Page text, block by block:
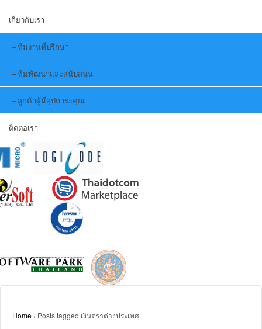
เกี่ยวกับเรา
ทีมงานที่ปรึกษา
ทีมพัฒนาและสนับสนุน
ลูกค้าผู้มีอุปการะคุณ
ติดต่อเรา
Home › Posts tagged เงินตราต่างประเทศ